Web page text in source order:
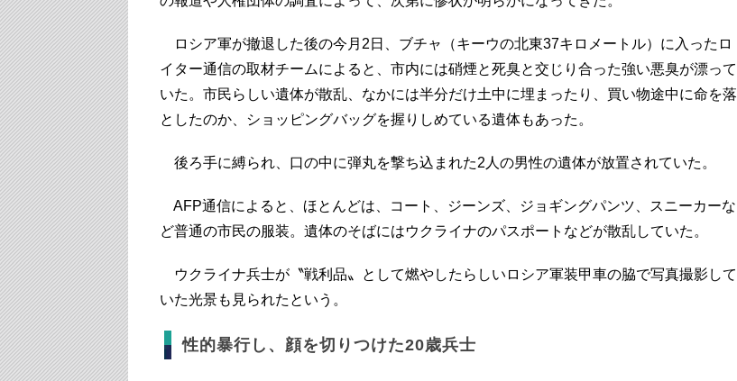
ロシア軍が撤退した後の今月2日、ブチャ（キーウの北東37キロメートル）に入ったロ
イター通信の取材チームによると、市内には硝煙と死臭と交じり合った強い悪臭が漂って
いた。市民らしい遺体が散乱、なかには半分だけ土中に埋まったり、買い物途中に命を落
としたのか、ショッピングバッグを握りしめている遺体もあった。
後ろ手に縛られ、口の中に弾丸を撃ち込まれた2人の男性の遺体が放置されていた。
AFP通信によると、ほとんどは、コート、ジーンズ、ジョギングパンツ、スニーカーな
ど普通の市民の服装。遺体のそばにはウクライナのパスポートなどが散乱していた。
ウクライナ兵士が〝戦利品〟として燃やしたらしいロシア軍装甲車の脇で写真撮影して
いた光景も見られたという。
性的暴行し、顔を切りつけた20歳兵士